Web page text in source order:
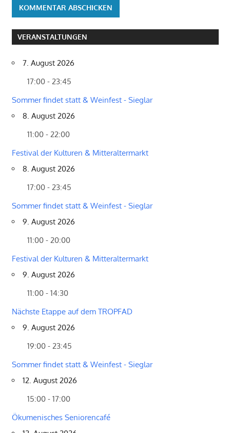
VERANSTALTUNGEN
7. August 2026
17:00 - 23:45
Sommer findet statt & Weinfest - Sieglar
8. August 2026
11:00 - 22:00
Festival der Kulturen & Mitteraltermarkt
8. August 2026
17:00 - 23:45
Sommer findet statt & Weinfest - Sieglar
9. August 2026
11:00 - 20:00
Festival der Kulturen & Mitteraltermarkt
9. August 2026
11:00 - 14:30
Nächste Etappe auf dem TROPFAD
9. August 2026
19:00 - 23:45
Sommer findet statt & Weinfest - Sieglar
12. August 2026
15:00 - 17:00
Ökumenisches Seniorencafé